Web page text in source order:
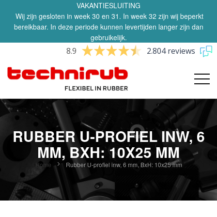
VAKANTIESLUITING
Wij zijn gesloten in week 30 en 31. In week 32 zijn wij beperkt
bereikbaar. In deze periode kunnen levertijden langer zijn dan
gebruikelijk.
8.9 2.804 reviews
RUBBER U-PROFIEL INW, 6
MM, BXH: 10X25 MM
Home Rubber U-profiel inw, 6 mm, BxH: 10x25 mm